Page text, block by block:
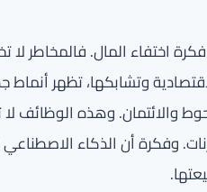
اختفاء المال. فالمخاطر لا
وتشابكها، تظهر أنماط
والائتمان. وهذه الوظائف
وفكرة أن الذكاء